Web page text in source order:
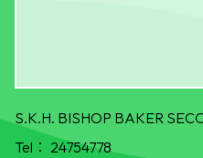
S.K.H. BISHOP BAKER
Tel： 24754778